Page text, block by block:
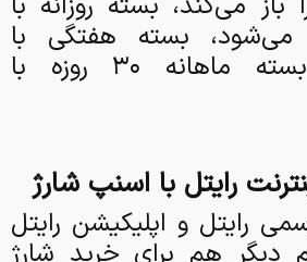
می‌شود، بسته هفتگی با
2001*17# و بسته ماهانه ۳۰ روزه با
رایتل با اسنپ شارژ
رایتل و اپلیکیشن رایتل